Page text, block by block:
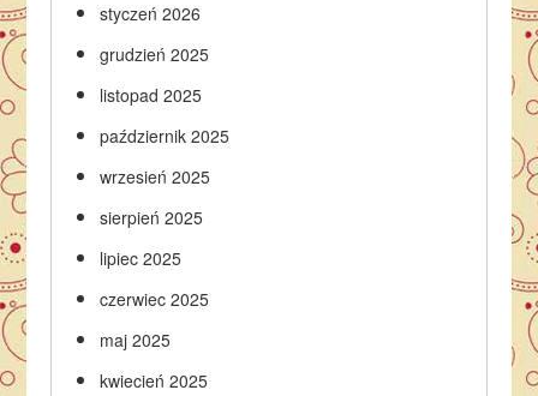
styczeń 2026
grudzień 2025
listopad 2025
październik 2025
wrzesień 2025
sierpień 2025
lipiec 2025
czerwiec 2025
maj 2025
kwiecień 2025